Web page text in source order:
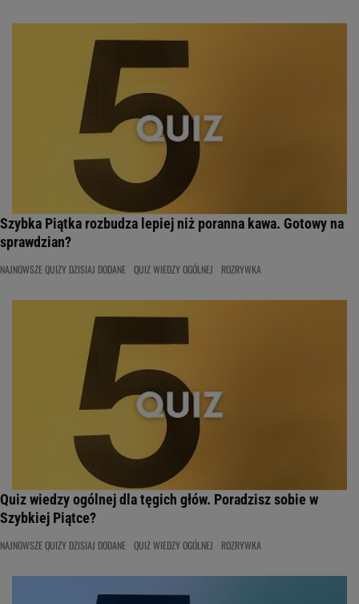
Szybka Piątka rozbudza lepiej niż poranna kawa. Gotowy na
sprawdzian?
NAJNOWSZE QUIZY DZISIAJ DODANE QUIZ WIEDZY OGÓLNEJ ROZRYWKA
Quiz wiedzy ogólnej dla tęgich głów. Poradzisz sobie w
Szybkiej Piątce?
NAJNOWSZE QUIZY DZISIAJ DODANE QUIZ WIEDZY OGÓLNEJ ROZRYWKA